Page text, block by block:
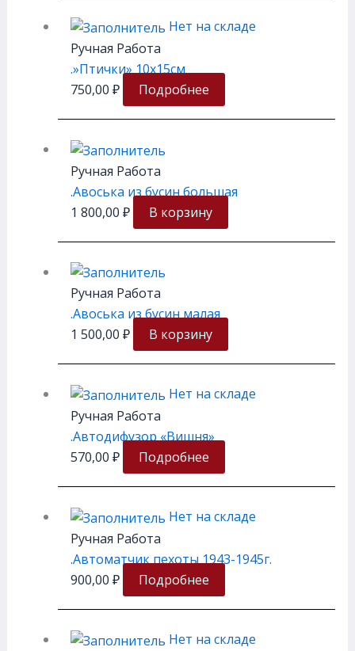
Нет на складе
Ручная Работа
.»Птички» 10х15см
750,00 ₽ Подробнее
Ручная Работа
.Авоська из бусин большая
1 800,00 ₽ В корзину
Ручная Работа
.Авоська из бусин малая
1 500,00 ₽ В корзину
Нет на складе
Ручная Работа
.Автодифузор «Вишня»
570,00 ₽ Подробнее
Нет на складе
Ручная Работа
.Автоматчик пехоты 1943-1945г.
900,00 ₽ Подробнее
Нет на складе